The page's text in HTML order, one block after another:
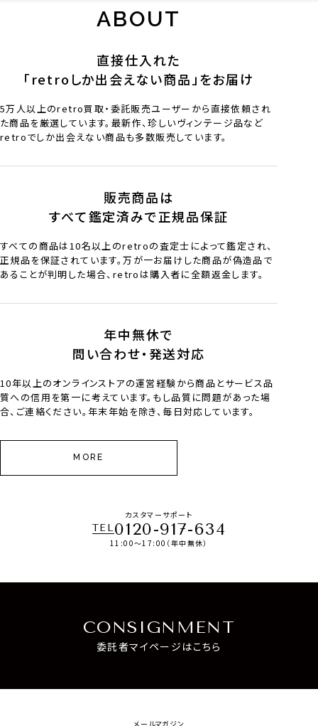
ABOUT
直接仕入れた
「retroしか出会えない商品」をお届け
5万人以上のretro買取・委託販売ユーザーから直接依頼され
た商品を厳選しています。最新作、珍しいヴィンテージ品など
retroでしか出会えない商品も多数販売しています。
販売商品は
すべて鑑定済みで正規品保証
すべての商品は10名以上のretroの査定士によって鑑定され、
正規品を保証されています。万が一お届けした商品が偽造品で
あることが判明した場合、retroは購入者に全額返金します。
年中無休で
問い合わせ・発送対応
10年以上のオンラインストアの運営経験から商品とサービス品
質への信用を第一に考えています。もし品質に問題があった場
合、ご連絡ください。年末年始を除き、毎日対応しています。
MORE
カスタマーサポート
TEL0120-917-634
11:00～17:00（年中無休）
CONSIGNMENT
委託者マイページはこちら
メールマガジン